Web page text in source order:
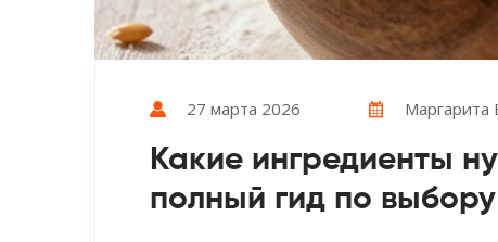
27 марта 2026 Маргарита
Какие ингредиенты
полный гид по